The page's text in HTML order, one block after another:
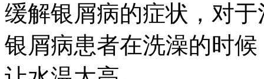
缓解银屑病的症状，对
银屑病患者在洗澡的时